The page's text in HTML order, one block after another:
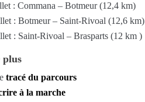
: Commana – Botmeur (12,4 km)
: Botmeur – Saint-Rivoal (12,6 km)
: Saint-Rivoal – Brasparts (12 km )
plus
tracé du parcours
à la marche